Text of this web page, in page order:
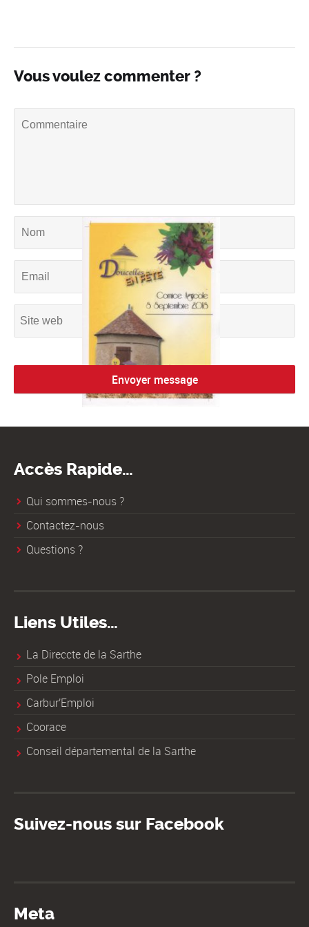
Vous voulez commenter ?
Accès Rapide…
Qui sommes-nous ?
Contactez-nous
Questions ?
Liens Utiles…
La Direccte de la Sarthe
Pole Emploi
Carbur'Emploi
Coorace
Conseil départemental de la Sarthe
Suivez-nous sur Facebook
Meta